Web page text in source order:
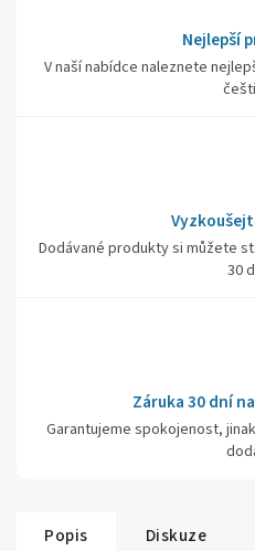
Nejlepší
V naší nabídce naleznete
Dodávané produkty si můžete
30
Záruka 30 dní
Garantujeme spokojenost,
Popis Diskuze